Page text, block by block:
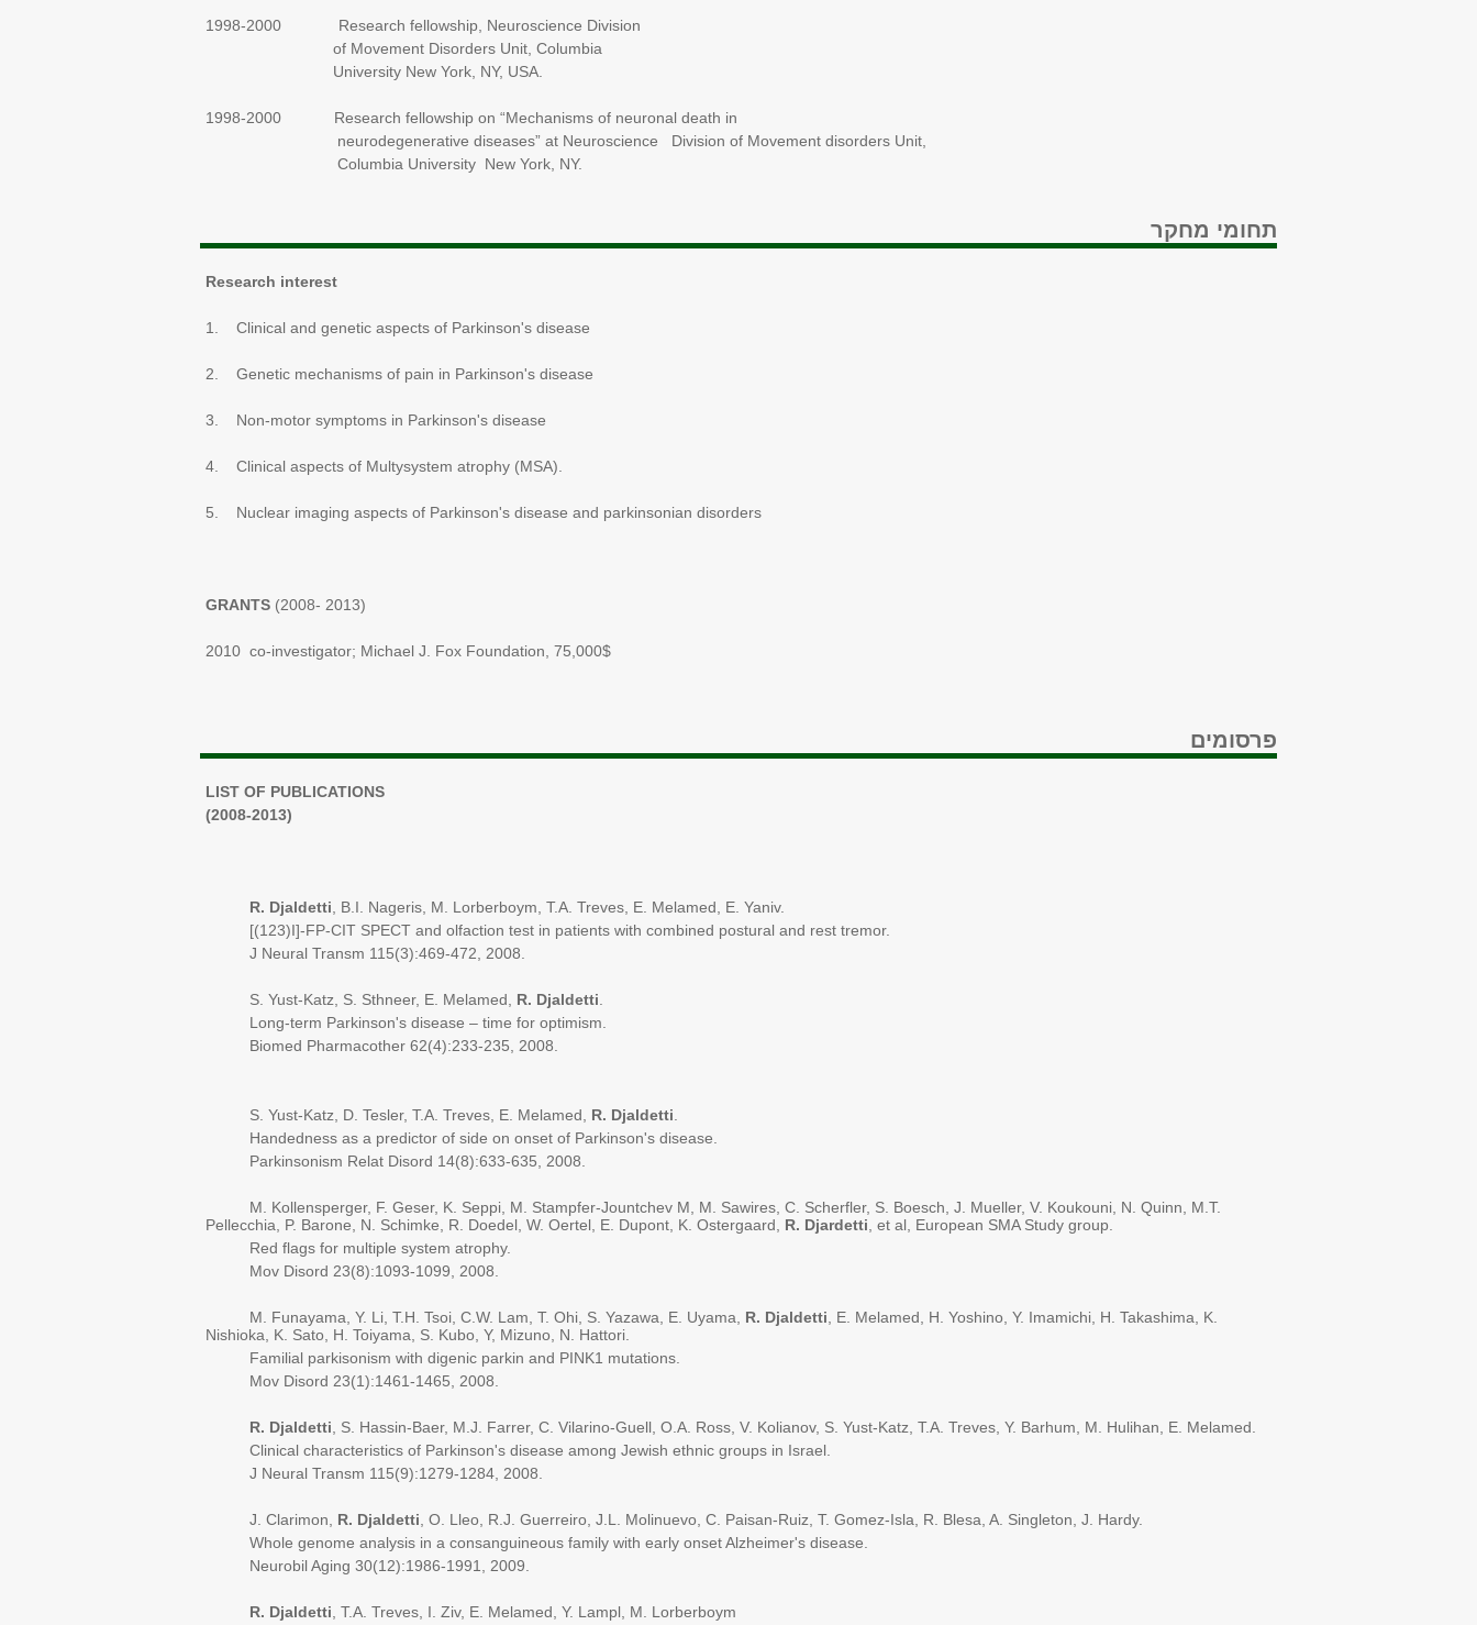
1998-2000 Research fellowship, Neuroscience Division
of Movement Disorders Unit, Columbia
University New York, NY, USA.
1998-2000 Research fellowship on “Mechanisms of neuronal death in
neurodegenerative diseases” at Neuroscience Division of Movement disorders Unit,
Columbia University New York, NY.
תחומי מחקר
Research interest
1. Clinical and genetic aspects of Parkinson's disease
2. Genetic mechanisms of pain in Parkinson's disease
3. Non-motor symptoms in Parkinson's disease
4. Clinical aspects of Multysystem atrophy (MSA).
5. Nuclear imaging aspects of Parkinson's disease and parkinsonian disorders
GRANTS (2008- 2013)
2010 co-investigator; Michael J. Fox Foundation, 75,000$
פרסומים
LIST OF PUBLICATIONS
(2008-2013)
R. Djaldetti , B.I. Nageris, M. Lorberboym, T.A. Treves, E. Melamed, E. Yaniv.
[(123)I]-FP-CIT SPECT and olfaction test in patients with combined postural and rest tremor.
J Neural Transm 115(3):469-472, 2008.
S. Yust-Katz, S. Sthneer, E. Melamed, R. Djaldetti
Long-term Parkinson's disease – time for optimism.
Biomed Pharmacother 62(4):233-235, 2008.
S. Yust-Katz, D. Tesler, T.A. Treves, E. Melamed, R. Djaldetti
Handedness as a predictor of side on onset of Parkinson's disease.
Parkinsonism Relat Disord 14(8):633-635, 2008.
M. Kollensperger, F. Geser, K. Seppi, M. Stampfer-Jountchev M, M. Sawires, C. Scherfler, S. Boesch, J. Mueller, V. Koukouni, N. Quinn, M.T.
Pellecchia, P. Barone, N. Schimke, R. Doedel, W. Oertel, E. Dupont, K. Ostergaard, R. Djardetti , et al, European SMA Study group.
Red flags for multiple system atrophy.
Mov Disord 23(8):1093-1099, 2008.
M. Funayama, Y. Li, T.H. Tsoi, C.W. Lam, T. Ohi, S. Yazawa, E. Uyama, R. Djaldetti , E. Melamed, H. Yoshino, Y. Imamichi, H. Takashima, K.
Nishioka, K. Sato, H. Toiyama, S. Kubo, Y, Mizuno, N. Hattori.
Familial parkisonism with digenic parkin and PINK1 mutations.
Mov Disord 23(1):1461-1465, 2008.
R. Djaldetti , S. Hassin-Baer, M.J. Farrer, C. Vilarino-Guell, O.A. Ross, V. Kolianov, S. Yust-Katz, T.A. Treves, Y. Barhum, M. Hulihan, E. Melamed.
Clinical characteristics of Parkinson's disease among Jewish ethnic groups in Israel.
J Neural Transm 115(9):1279-1284, 2008.
J. Clarimon, R. Djaldetti , O. Lleo, R.J. Guerreiro, J.L. Molinuevo, C. Paisan-Ruiz, T. Gomez-Isla, R. Blesa, A. Singleton, J. Hardy.
Whole genome analysis in a consanguineous family with early onset Alzheimer's disease.
Neurobil Aging 30(12):1986-1991, 2009.
R. Djaldetti , T.A. Treves, I. Ziv, E. Melamed, Y. Lampl, M. Lorberboym